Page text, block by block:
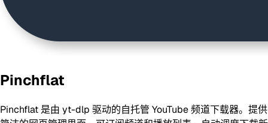
Pinchflat
Pinchflat 是由 yt-dlp 驱动的自托管 YouTube 频道下载器。提供